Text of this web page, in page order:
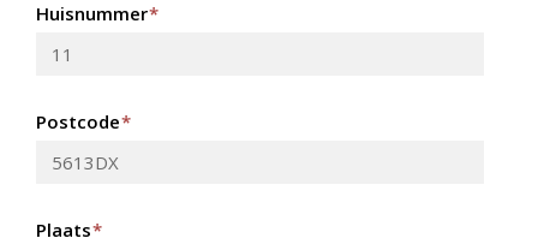
Huisnummer*
Postcode*
Plaats*